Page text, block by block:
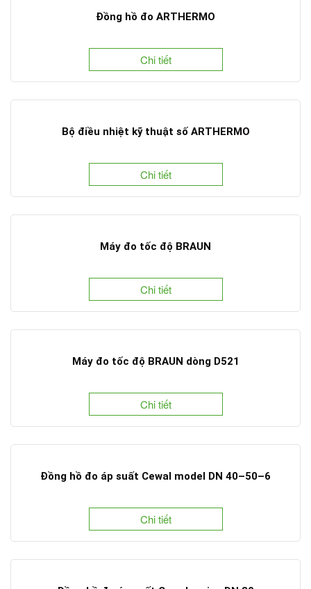
Đồng hồ đo ARTHERMO
Chi tiết
Bộ điều nhiệt kỹ thuật số ARTHERMO
Chi tiết
Máy đo tốc độ BRAUN
Chi tiết
Máy đo tốc độ BRAUN dòng D521
Chi tiết
Đồng hồ đo áp suất Cewal model DN 40–50–6
Chi tiết